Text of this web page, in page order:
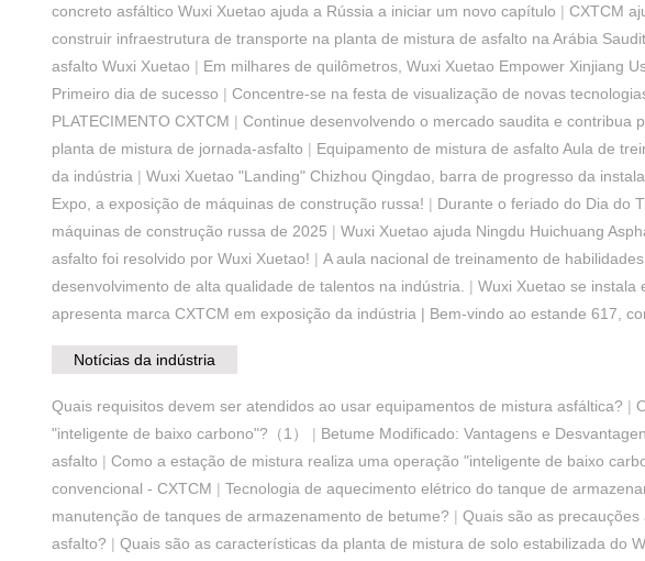
concreto asfáltico Wuxi Xuetao ajuda a Rússia a iniciar um novo capítulo | CXTCM
construir infraestrutura de transporte na planta de mistura de asfalto na Arábia
asfalto Wuxi Xuetao | Em milhares de quilômetros, Wuxi Xuetao Empower Xinjiang
Primeiro dia de sucesso | Concentre-se na festa de visualização de novas
PLATECIMENTO CXTCM | Continue desenvolvendo o mercado saudita e contribua
planta de mistura de jornada-asfalto | Equipamento de mistura de asfalto Aula de
da indústria | Wuxi Xuetao "Landing" Chizhou Qingdao, barra de progresso da
Expo, a exposição de máquinas de construção russa! | Durante o feriado do Dia do
máquinas de construção russa de 2025 | Wuxi Xuetao ajuda Ningdu Huichuang
asfalto foi resolvido por Wuxi Xuetao! | A aula nacional de treinamento de
desenvolvimento de alta qualidade de talentos na indústria.
| Wuxi Xuetao se instala
apresenta marca CXTCM em exposição da indústria | Bem-vindo ao estande 617,
Notícias da indústria
Quais requisitos devem ser atendidos ao usar equipamentos de mistura asfáltica? |
"inteligente de baixo carbono"?（1）
| Betume Modificado: Vantagens e
asfalto | Como a estação de mistura realiza uma operação "inteligente de baixo
convencional - CXTCM | Tecnologia de aquecimento elétrico do tanque de
manutenção de tanques de armazenamento de betume? | Quais são as
asfalto? | Quais são as características da planta de mistura de solo estabilizada do